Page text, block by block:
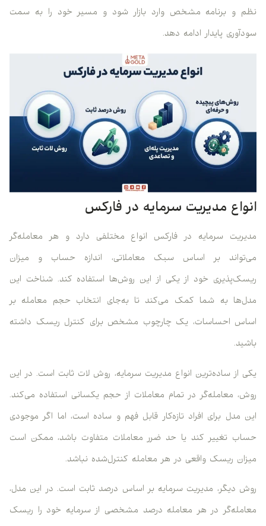
نظم و برنامه مشخص وارد بازار شود و مسیر خود را به سمت
سودآوری پایدار ادامه دهد.
انواع مدیریت سرمایه در فارکس
مدیریت سرمایه در فارکس انواع مختلفی دارد و هر معامله‌گر
می‌تواند بر اساس سبک معاملاتی، اندازه حساب و میزان
ریسک‌پذیری خود از یکی از این روش‌ها استفاده کند. شناخت این
مدل‌ها به شما کمک می‌کند تا به‌جای انتخاب حجم معامله بر
اساس احساسات، یک چارچوب مشخص برای کنترل ریسک داشته
باشید.
یکی از ساده‌ترین انواع مدیریت سرمایه، روش لات ثابت است. در این
روش، معامله‌گر در تمام معاملات از حجم یکسانی استفاده می‌کند.
این مدل برای افراد تازه‌کار قابل فهم و ساده است، اما اگر موجودی
حساب تغییر کند یا حد ضرر معاملات متفاوت باشد، ممکن است
میزان ریسک واقعی در هر معامله کنترل‌شده نباشد.
روش دیگر، مدیریت سرمایه بر اساس درصد ثابت است. در این مدل،
معامله‌گر در هر معامله درصد مشخصی از سرمایه خود را ریسک